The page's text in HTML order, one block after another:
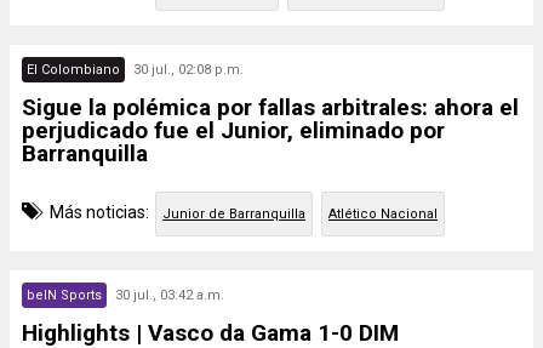
El Colombiano 30 jul., 02:08 p.m.
Sigue la polémica por fallas arbitrales: ahora el
perjudicado fue el Junior, eliminado por
Barranquilla
Más noticias: Junior de Barranquilla Atlético Nacional
beIN Sports 30 jul., 03:42 a.m.
Highlights | Vasco da Gama 1-0 DIM